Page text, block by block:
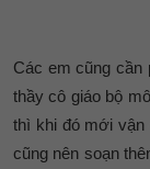
Các em cũng cần
thầy cô giáo bộ
thì khi đó mới vận
cũng nên soạn